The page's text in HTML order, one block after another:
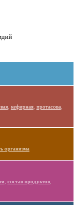
, кефирная, протасова
организма
, состав продуктов,